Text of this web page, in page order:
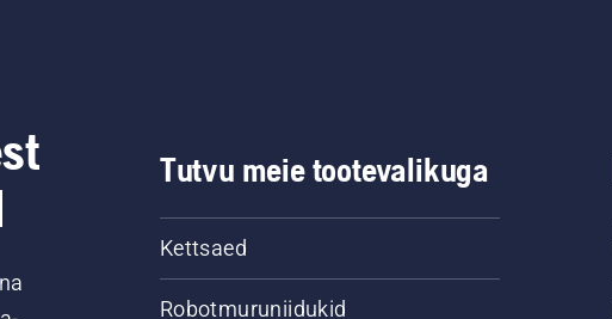
Tutvu meie tootevalikuga
Kettsaed
Robotmuruniidukid